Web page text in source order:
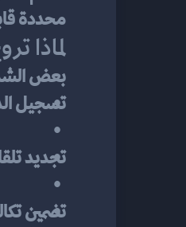
محددة
لماذا
بعض
تسجيل
تجديد
تضمين